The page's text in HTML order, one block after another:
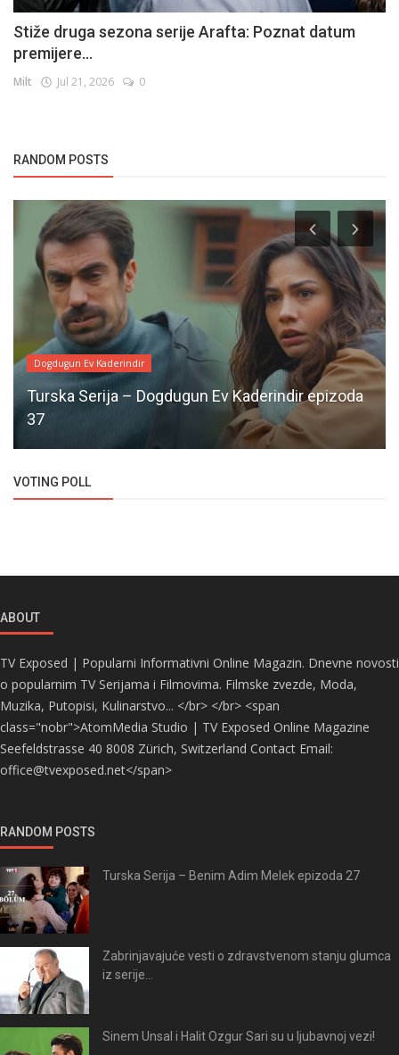
Stiže druga sezona serije Arafta: Poznat datum
premijere...
Milt Jul 21, 2026 0
RANDOM POSTS
Dogdugun Ev Kaderindir
Turska Serija – Dogdugun Ev Kaderindir epizoda
37
VOTING POLL
ABOUT
TV Exposed | Popularni Informativni Online Magazin. Dnevne novosti
o popularnim TV Serijama i Filmovima. Filmske zvezde, Moda,
Muzika, Putopisi, Kulinarstvo... </br> </br> <span
class="nobr">AtomMedia Studio | TV Exposed Online Magazine
Seefeldstrasse 40 8008 Zürich, Switzerland Contact Email:
office@tvexposed.net</span>
RANDOM POSTS
Turska Serija – Benim Adim Melek epizoda 27
Zabrinjavajuće vesti o zdravstvenom stanju glumca
iz serije...
Sinem Unsal i Halit Ozgur Sari su u ljubavnoj vezi!